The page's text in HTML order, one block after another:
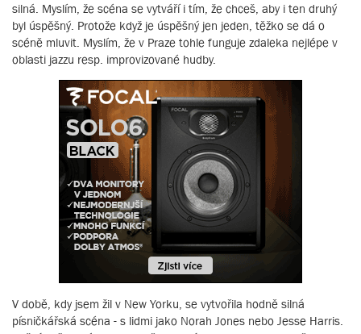
silná. Myslím, že scéna se vytváří i tím, že chceš, aby i ten druhý
byl úspěšný. Protože když je úspěšný jen jeden, těžko se dá o
scéně mluvit. Myslím, že v Praze tohle funguje zdaleka nejlépe v
oblasti jazzu resp. improvizované hudby.
V době, kdy jsem žil v New Yorku, se vytvořila hodně silná
písničkářská scéna - s lidmi jako Norah Jones nebo Jesse Harris.